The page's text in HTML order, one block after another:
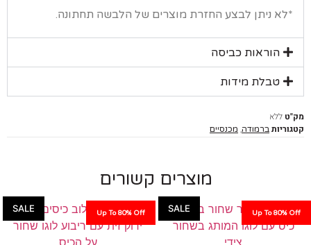
ניתן לבצע החזרת מוצרים של הלבשה תחתונה.
הוראות כביסה
טבלת מידות
ללא
ברמודה,מכנסיים
מוצרים קשורים
SALE Up To
SALE Up To 80% Off